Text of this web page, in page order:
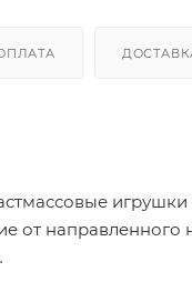
игрушки
от направленного